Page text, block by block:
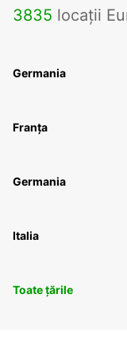
3835 locații
Germania
Franța
Germania
Italia
Toate țările